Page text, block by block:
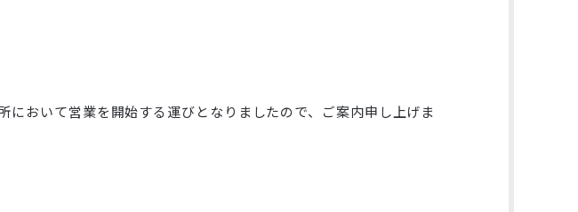
おいて営業を開始する運びとなりましたので、ご案内申し上げま